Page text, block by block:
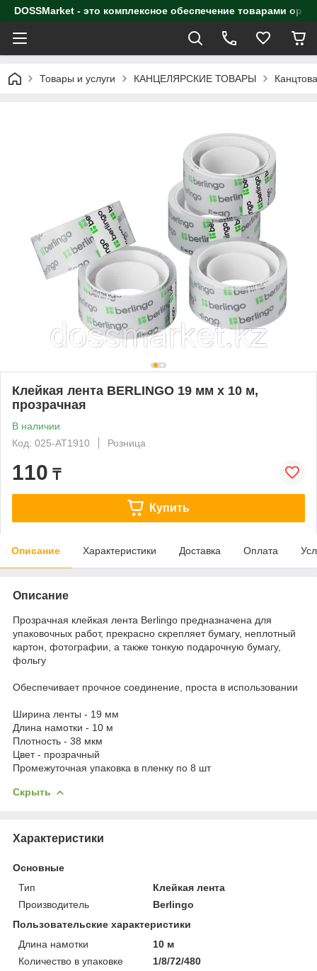
DOSSMarket - это комплексное обеспечение товарами
Товары и услуги КАНЦЕЛЯРСКИЕ ТОВАРЫ
Клейкая лента BERLINGO 19 мм х 10 м,
прозрачная
В наличии
Код: 025-АТ1910
Розница
110 ₸
Купить
Описание Характеристики Доставка Оплата
Описание
Прозрачная клейкая лента Berlingo предназначена для
упаковочных работ, прекрасно скрепляет бумагу, неплотный
картон, фотографии, а также тонкую подарочную бумагу,
фольгу
Обеспечивает прочное соединение, проста в использовании
Ширина ленты - 19 мм
Длина намотки - 10 м
Плотность - 38 мкм
Цвет - прозрачный
Промежуточная упаковка в пленку по 8 шт
Скрыть
Характеристики
Основные
Тип
Клейкая лента
Производитель
Berlingo
Пользовательские характеристики
Длина намотки
10 м
Количество в упаковке
1/8/72/480